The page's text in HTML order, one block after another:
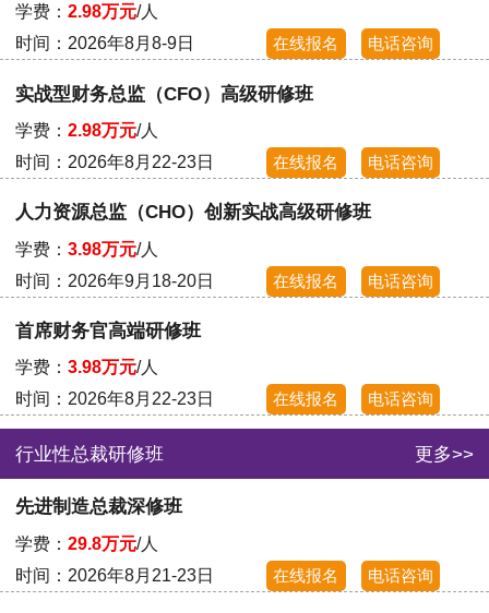
学费：2.98万元/人
时间：2026年8月8-9日
在线报名 电话咨询
实战型财务总监（CFO）高级研修班
学费：2.98万元/人
时间：2026年8月22-23日
在线报名 电话咨询
人力资源总监（CHO）创新实战高级研修班
学费：3.98万元/人
时间：2026年9月18-20日
在线报名 电话咨询
首席财务官高端研修班
学费：3.98万元/人
时间：2026年8月22-23日
在线报名 电话咨询
行业性总裁研修班 更多>>
先进制造总裁深修班
学费：29.8万元/人
时间：2026年8月21-23日
在线报名 电话咨询